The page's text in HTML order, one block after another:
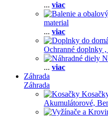
... viac
material
... viac
Ochranné doplnky ,
... viac
Záhrada
Záhrada
Akumulátorové,